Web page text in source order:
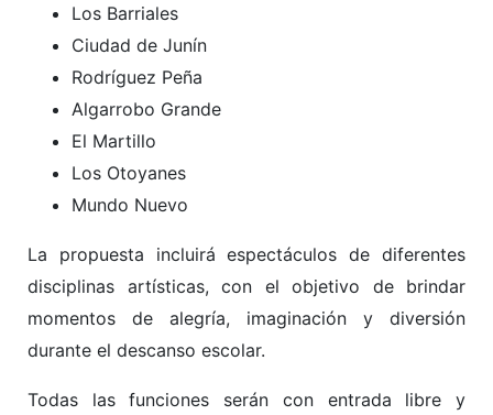
Los Barriales
Ciudad de Junín
Rodríguez Peña
Algarrobo Grande
El Martillo
Los Otoyanes
Mundo Nuevo
La propuesta incluirá espectáculos de diferentes
disciplinas artísticas, con el objetivo de brindar
momentos de alegría, imaginación y diversión
durante el descanso escolar.
Todas las funciones serán con entrada libre y